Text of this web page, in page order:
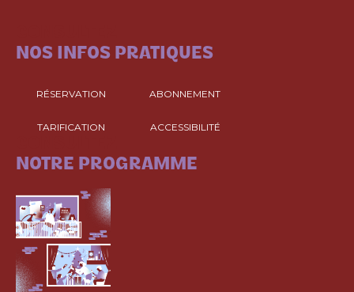
NOS INFOS PRATIQUES
RÉSERVATION ABONNEMENT
TARIFICATION ACCESSIBILITÉ
NOTRE PROGRAMME